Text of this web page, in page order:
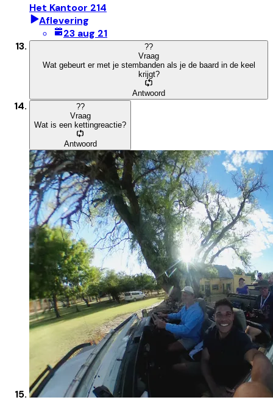
Het Kantoor 214
Aflevering
23 aug 21
??
Vraag
Wat gebeurt er met je stembanden als je de baard in de keel
krijgt?
Antwoord
??
Vraag
Wat is een kettingreactie?
Antwoord